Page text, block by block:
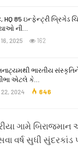
HQ 85 ઇન્ફેન્ટ્રી બ્રિગેડ
ની…
2025 162
ભારતીય
એટલે કે‌…
22, 2024 646
ગામે
વર્ષ સુધી